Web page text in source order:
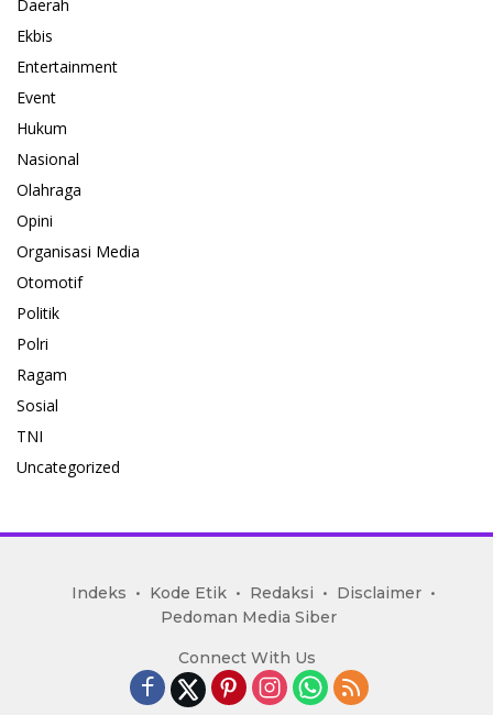
Daerah
Ekbis
Entertainment
Event
Hukum
Nasional
Olahraga
Opini
Organisasi Media
Otomotif
Politik
Polri
Ragam
Sosial
TNI
Uncategorized
mediakoran.com
Indeks Kode Etik Redaksi
Disclaimer
Pedoman Media Siber
Connect With Us